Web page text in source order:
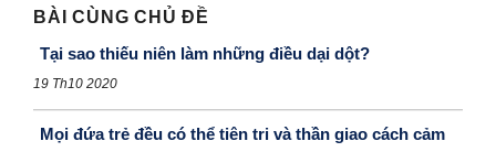
BÀI CÙNG CHỦ ĐỀ
Tại sao thiếu niên làm những điều dại dột?
19 Th10 2020
Mọi đứa trẻ đều có thể tiên tri và thần giao cách cảm